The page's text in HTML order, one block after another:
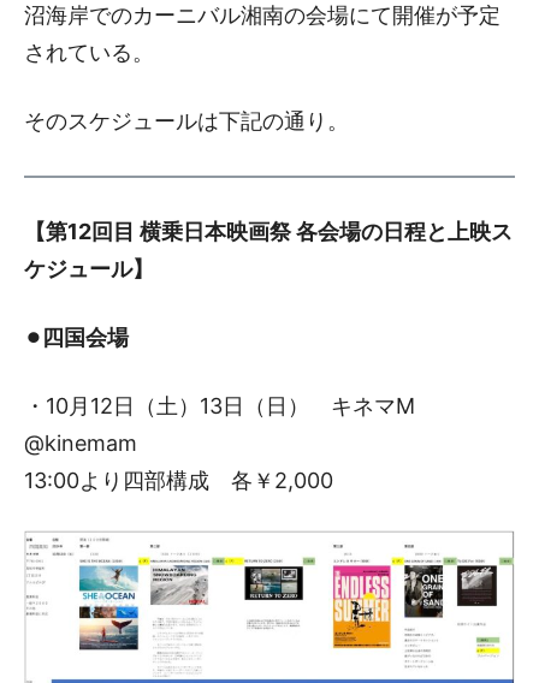
沼海岸でのカーニバル湘南の会場にて開催が予定
されている。
そのスケジュールは下記の通り。
【第12回目 横乗日本映画祭 各会場の日程と上映ス
ケジュール】
⚫︎四国会場
・10月12日（土）13日（日） キネマM
@kinemam
13:00より四部構成 各￥2,000